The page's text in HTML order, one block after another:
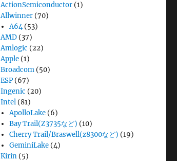
ActionSemiconductor (1)
Allwinner (70)
A64(53)
AMD (37)
Amlogic (22)
Apple (1)
Broadcom (50)
ESP (67)
Ingenic (20)
Intel (81)
ApolloLake(6)
Bay Trail(Z3735など) (10)
Cherry Trail/Braswell(z8300など) (19)
GeminiLake(4)
Kirin (5)